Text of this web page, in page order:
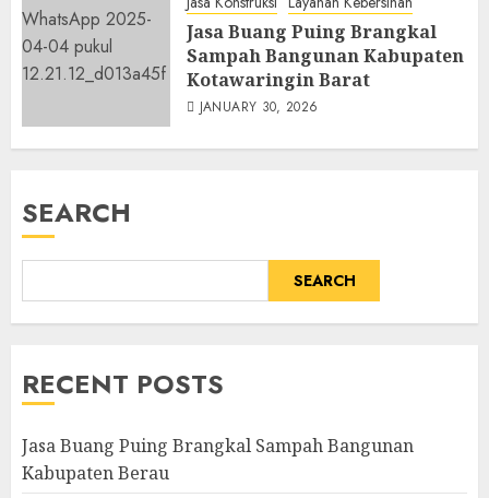
Jasa Buang Puing Brangkal
Sampah Bangunan Kabupaten
Kotawaringin Barat
JANUARY 30, 2026
SEARCH
SEARCH
RECENT POSTS
Jasa Buang Puing Brangkal Sampah Bangunan
Kabupaten Berau